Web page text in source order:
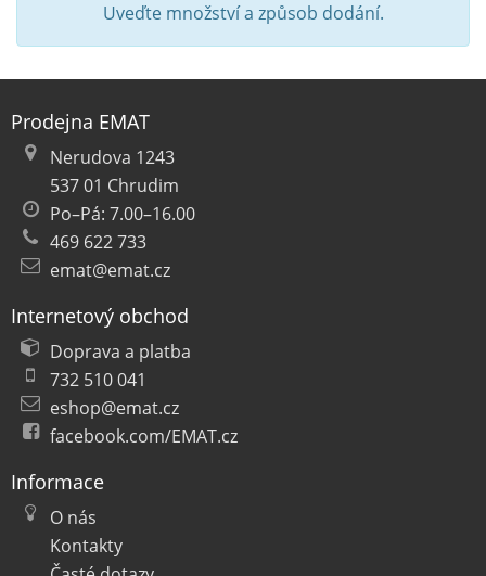
Uveďte množství a způsob dodání.
Prodejna EMAT
Nerudova 1243
537 01 Chrudim
Po–Pá: 7.00–16.00
469 622 733
emat@emat.cz
Internetový obchod
Doprava a platba
732 510 041
eshop@emat.cz
facebook.com/EMAT.cz
Informace
O nás
Kontakty